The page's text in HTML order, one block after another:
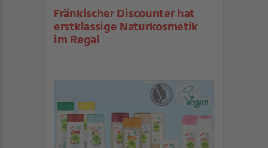
Fränkischer Discounter hat
erstklassige Naturkosmetik
im Regal